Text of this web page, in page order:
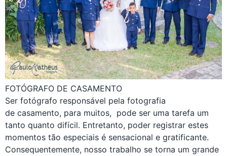
FOTÓGRAFO DE CASAMENTO
Ser fotógrafo responsável pela fotografia
de casamento, para muitos, pode ser uma tarefa um
tanto quanto difícil. Entretanto, poder registrar estes
momentos tão especiais é sensacional e gratificante.
Consequentemente, nosso trabalho se torna um grande